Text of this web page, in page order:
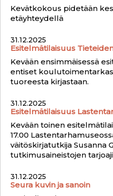
Kevätkokous pidetään
etäyhteydellä
31.12.2025
Esitelmätilaisuus
Kevään ensimmäisessä
entiset
tuoreesta kirjastaan.
31.12.2025
Esitelmätilaisuus
Kevään toinen
17.00
väitöskirjatutkija Susanna
tutkimusaineistojen
31.12.2025
Seura kuvin ja sanoin